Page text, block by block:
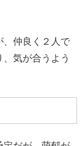
、仲良く２人で
気が合うよう